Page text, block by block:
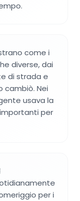
come i
diverse, dai
di strada e
cambiò. Nei
usava la
per
per i